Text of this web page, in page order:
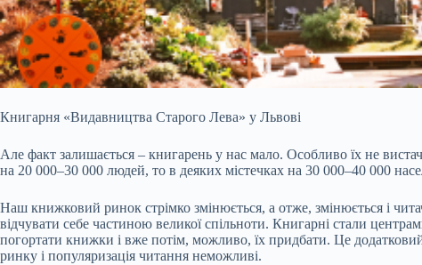
Книгарня «Видавництва Старого Лева» у Львові
Але факт залишається – книгарень у нас мало. Особливо їх не
на 20 000–30 000 людей, то в деяких містечках на 30 000–40 000
Наш книжковий ринок стрімко змінюється, а отже, змінюється і
відчувати себе частиною великої спільноти. Книгарні стали
погортати книжки і вже потім, можливо, їх придбати. Це
ринку і популяризація читання неможливі.